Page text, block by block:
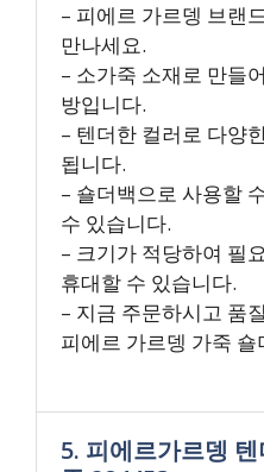
– 피에르 가르뎅 브랜
만나세요.
– 소가죽 소재로 만들
방입니다.
– 텐더한 컬러로 다양
됩니다.
– 숄더백으로 사용할
수 있습니다.
– 크기가 적당하여 필
휴대할 수 있습니다.
– 지금 주문하시고 품
피에르 가르뎅 가죽
5. 피에르가르뎅